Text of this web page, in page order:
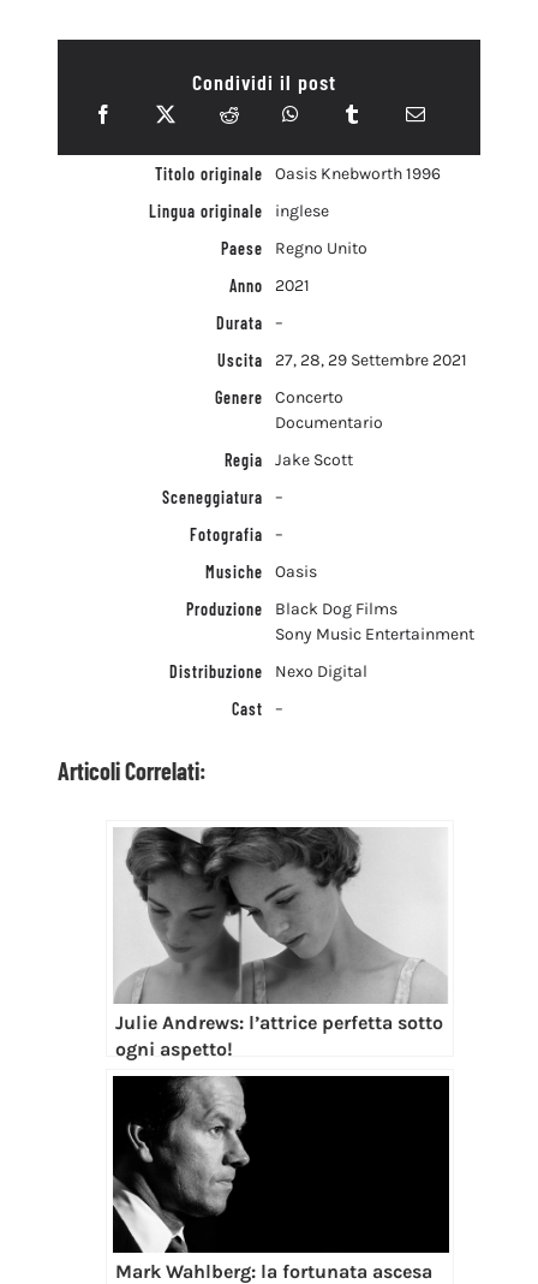
Condividi il post
Titolo originale
Oasis Knebworth 1996
Lingua originale
inglese
Paese
Regno Unito
Anno
2021
Durata
–
Uscita
27, 28, 29 Settembre 2021
Genere
Concerto
Documentario
Regia
Jake Scott
Sceneggiatura
–
Fotografia
–
Musiche
Oasis
Produzione
Black Dog Films
Sony Music Entertainment
Distribuzione
Nexo Digital
Cast
–
Articoli Correlati:
Julie Andrews: l’attrice perfetta sotto
ogni aspetto!
Mark Wahlberg: la fortunata ascesa